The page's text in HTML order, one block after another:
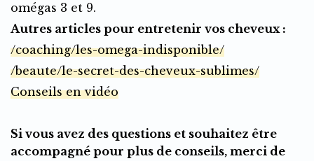
omégas 3 et 9.
Autres articles pour entretenir vos cheveux :
/coaching/les-omega-indisponible/
/beaute/le-secret-des-cheveux-sublimes/
Conseils en vidéo
Si vous avez des questions et souhaitez être
accompagné pour plus de conseils, merci de